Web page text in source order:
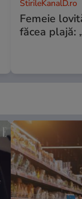
StirileKanalD.ro
Femeie
făcea plajă: